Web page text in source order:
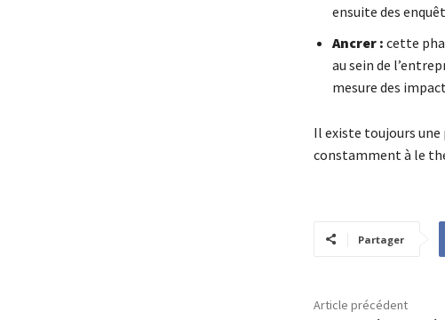
ensuite des
Ancrer : cette
au sein de
mesure des
Il existe toujours une
constamment à le
Partager
Article précédent